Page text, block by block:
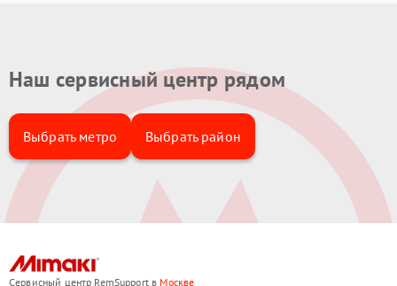
Наш сервисный центр рядом
Выбрать метро Выбрать район
Сервисный центр RemSupport в Москве